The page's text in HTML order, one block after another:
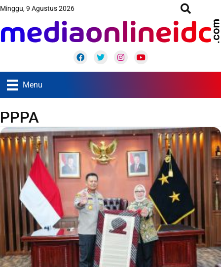
Minggu, 9 Agustus 2026
FacebookTwitter InstagramYoutube
Menu
PPPA